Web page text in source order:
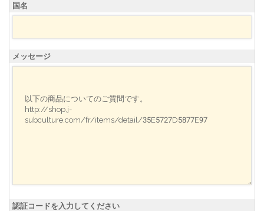
国名
メッセージ
認証コードを入力してください